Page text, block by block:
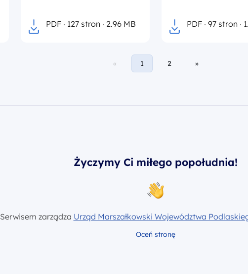
PDF 127 stron 2.96 MB PDF 97 stron
« 1 2 »
Życzymy Ci miłego popołudnia!
Serwisem zarządza Urząd Marszałkowski Województwa
Oceń stronę